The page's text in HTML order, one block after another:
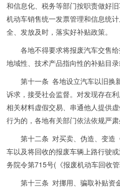
和信息化、税务等部门按职责做好
机动车销售统一发票管理和信息统
全、发放及时，落实好补贴政策。
各地不得要求将报废汽车交售给
地域性、技术产品指向性的补贴目录
第十一条 各地设立汽车以旧换
诉求，接受社会监督。对发现存在
相关材料虚假交易、串通他人提供
行为的，各地有关部门依法依规严肃
第十二条 对买卖、伪造、变造
车以及将回收的报废车辆上路行驶
务院令第715号(《报废机动车回收管
第十三条 对挪用、骗取补贴资